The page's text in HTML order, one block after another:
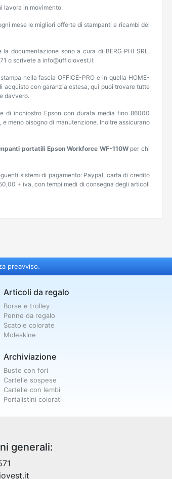
lavora in movimento.
mese le migliori offerte di stampanti e ricambi dei
documentazione sono a cura di BERG PHI SRL,
o scrivete a info@ufficiovest.it
nella fascia OFFICE-PRO e in quella HOME-
acquisto con garanzia estesa, qui puoi trovare tutte
davvero.
di inchiostro Epson con durata media fino 86000
meno bisogno di manutenzione. Inoltre assicurano
portatili Epson Workforce WF-110Wper chi
sistemi di pagamento: Paypal, carta di credito
+ iva, con tempi medi di consegna degli articoli
preavviso.
Articoli da regalo
Borse e trolley
Penne da regalo
Scatole colorate
Moleskine
Archiviazione
Buste con fori
Cartelle sospese
Cartelle con lembi
Portalistini colorati
generali: